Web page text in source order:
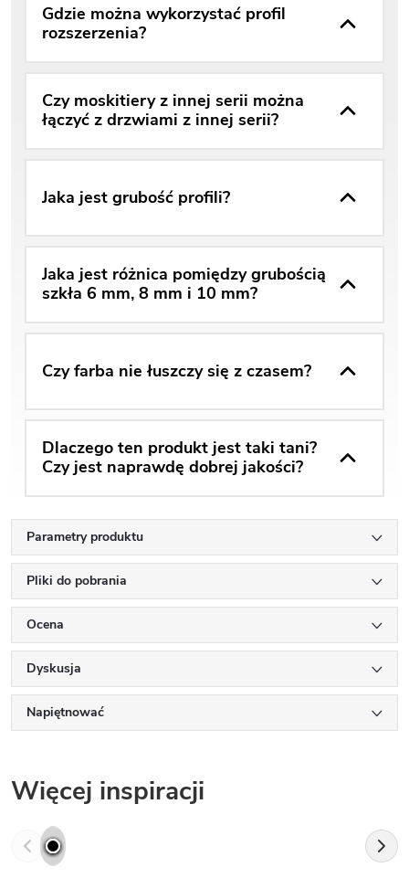
Gdzie można wykorzystać profil
rozszerzenia?
Czy moskitiery z innej serii można
łączyć z drzwiami z innej serii?
Jaka jest grubość profili?
Jaka jest różnica pomiędzy grubością
szkła 6 mm, 8 mm i 10 mm?
Czy farba nie łuszczy się z czasem?
Dlaczego ten produkt jest taki tani?
Czy jest naprawdę dobrej jakości?
Parametry produktu
Pliki do pobrania
Ocena
Dyskusja
Napiętnować
Więcej inspiracji